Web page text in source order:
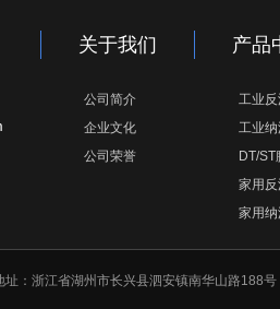
关于我们
公司简介
企业文化
公司荣誉
产品
工业
工业
DT/ST
家用
家用
：浙江省湖州市长兴县泗安镇南华山路188